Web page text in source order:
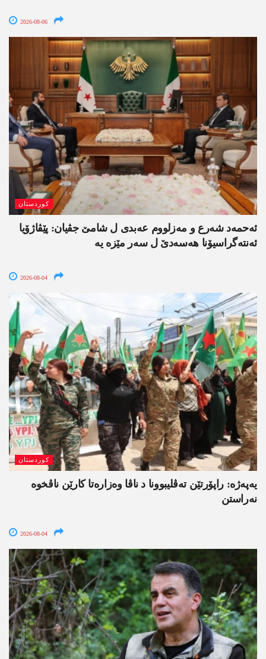
2026-08-06
کوردستان
ئەحمەد شەرع و مەزلووم عەبدی ل شامێ جڤیان: پێڤاژۆیا
ئەنتەگراسیۆنا ھەسەدێ ل سەر مێزە یە
2026-08-04
کوردستان
یەپەژە: راپۆرتێن تەڤلیبوونا د ناڤا وەزارەتا کارێن ناڤخوە
نەراستن
2026-08-04